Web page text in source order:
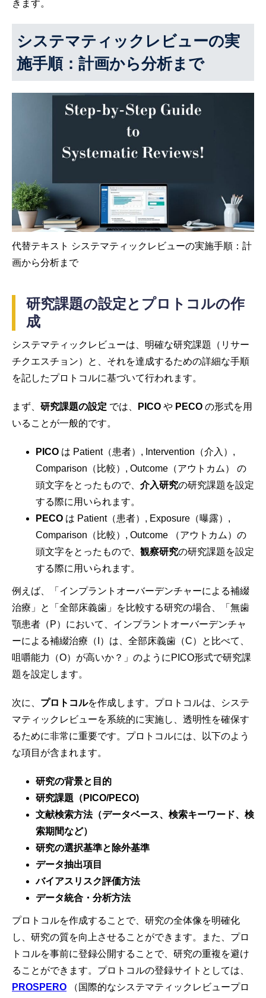
きます。
システマティックレビューの実
施手順：計画から分析まで
代替テキスト システマティックレビューの実施手順：計
画から分析まで
研究課題の設定とプロトコルの作
成
システマティックレビューは、明確な研究課題（リサー
チクエスチョン）と、それを達成するための詳細な手順
を記したプロトコルに基づいて行われます。
まず、 研究課題の設定 では、 PICO や PECO の形式を用
いることが一般的です。
PICO は Patient（患者）, Intervention（介入）,
Comparison（比較）, Outcome（アウトカム） の
頭文字をとったもので、 介入研究の研究課題を設定
する際に用いられます。
PECO は Patient（患者）, Exposure（曝露）,
Comparison（比較）, Outcome （アウトカム）の
頭文字をとったもので、 観察研究の研究課題を設定
する際に用いられます。
例えば、「インプラントオーバーデンチャーによる補綴
治療」と「全部床義歯」を比較する研究の場合、「無歯
顎患者（P）において、インプラントオーバーデンチャ
ーによる補綴治療（I）は、全部床義歯（C）と比べて、
咀嚼能力（O）が高いか？」のようにPICO形式で研究課
題を設定します。
次に、 プロトコルを作成します。プロトコルは、システ
マティックレビューを系統的に実施し、透明性を確保す
るために非常に重要です。プロトコルには、以下のよう
な項目が含まれます。
研究の背景と目的
研究課題（PICO/PECO)
文献検索方法（データベース、検索キーワード、検
索期間など）
研究の選択基準と除外基準
データ抽出項目
バイアスリスク評価方法
データ統合・分析方法
プロトコルを作成することで、研究の全体像を明確化
し、研究の質を向上させることができます。また、プロ
トコルを事前に登録公開することで、研究の重複を避け
ることができます。プロトコルの登録サイトとしては、
PROSPERO （国際的なシステマティックレビュープロ